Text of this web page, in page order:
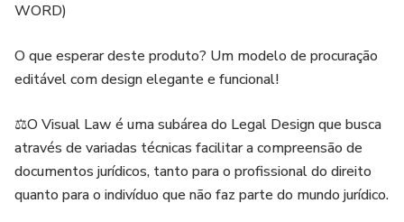
WORD)
O que esperar deste produto? Um modelo de procuração
editável com design elegante e funcional!
⚖️O Visual Law é uma subárea do Legal Design que busca
através de variadas técnicas facilitar a compreensão de
documentos jurídicos, tanto para o profissional do direito
quanto para o indivíduo que não faz parte do mundo jurídico.